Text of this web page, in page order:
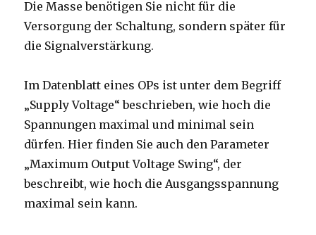
Die Masse benötigen Sie nicht für die
Versorgung der Schaltung, sondern später für
die Signalverstärkung.
Im Datenblatt eines OPs ist unter dem Begriff
„Supply Voltage“ beschrieben, wie hoch die
Spannungen maximal und minimal sein
dürfen. Hier finden Sie auch den Parameter
„Maximum Output Voltage Swing“, der
beschreibt, wie hoch die Ausgangsspannung
maximal sein kann.